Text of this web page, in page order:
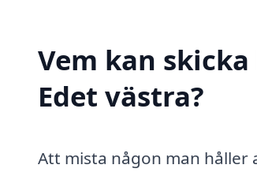
Vem kan
Edet västra?
Att mista någon man håller